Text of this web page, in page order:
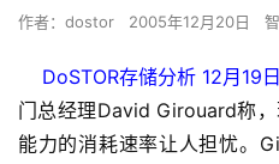
作者： dostor 2005年12月20日
DoSTOR存储分析 12月19
门总经理David Girouard称
能力的消耗速率让人担忧。